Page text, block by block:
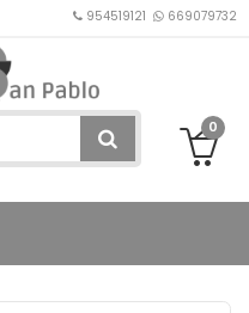
954519121 669079732
0